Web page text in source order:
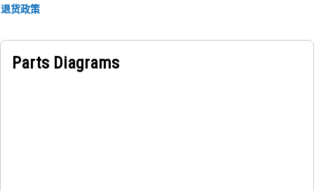
退货政策
Parts Diagrams